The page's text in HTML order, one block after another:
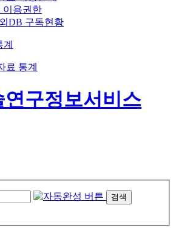
이용권한
DB 구독현황
료 통계
검색